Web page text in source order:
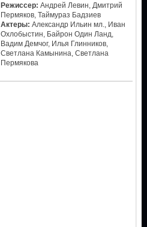
Режиссер: Андрей Левин, Дмитрий
Пермяков, Таймураз Бадзиев
Актеры: Александр Ильин мл., Иван
Охлобыстин, Байрон Один Ланд,
Вадим Демчог, Илья Глинников,
Светлана Камынина, Светлана
Пермякова